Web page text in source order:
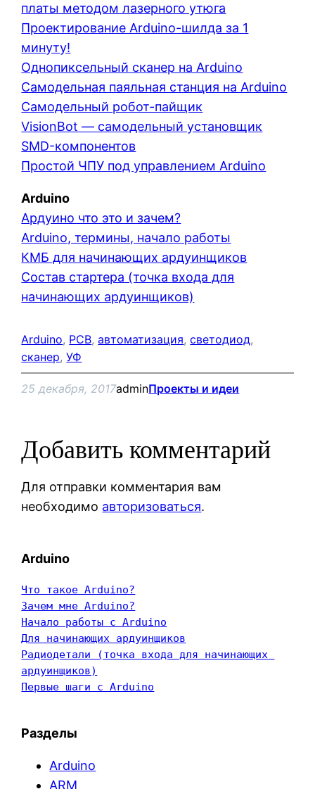
платы методом лазерного утюга
Проектирование Arduino-шилда за 1
минуту!
Однопиксельный сканер на Arduino
Самодельная паяльная станция на Arduino
Самодельный робот-пайщик
VisionBot — самодельный установщик
SMD-компонентов
Простой ЧПУ под управлением Arduino
Arduino
Ардуино что это и зачем?
Arduino, термины, начало работы
КМБ для начинающих ардуинщиков
Состав стартера (точка входа для
начинающих ардуинщиков)
Arduino, PCB, автоматизация, светодиод
сканер, УФ
25 декабря, 2017adminПроекты и идеи
Добавить комментарий
Для отправки комментария вам
необходимо авторизоваться.
Arduino
Что такое Arduino?
Зачем мне Arduino?
Начало работы с Arduino
Для начинающих ардуинщиков
Радиодетали (точка входа для начинающих
ардуинщиков)
Первые шаги с Arduino
Разделы
Arduino
ARM